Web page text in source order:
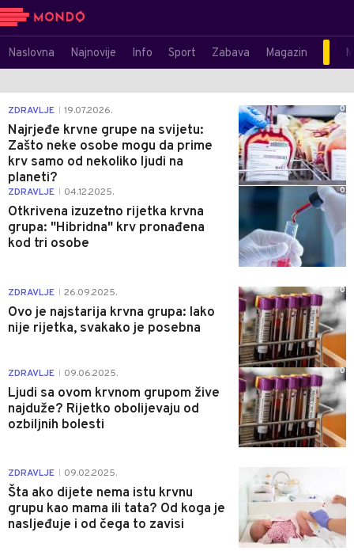
Naslovna Najnovije Info Sport Zabava Magazin
ZDRAVLJE 19.07.2026.
Najrjeđe krvne grupe na svijetu:
Zašto neke osobe mogu da prime
krv samo od nekoliko ljudi na
planeti?
0
ZDRAVLJE 04.12.2025.
Otkrivena izuzetno rijetka krvna
grupa: "Hibridna" krv pronađena
kod tri osobe
0
ZDRAVLJE 26.09.2025.
Ovo je najstarija krvna grupa: Iako
nije rijetka, svakako je posebna
0
ZDRAVLJE 09.06.2025.
Ljudi sa ovom krvnom grupom žive
najduže? Rijetko obolijevaju od
ozbiljnih bolesti
0
ZDRAVLJE 09.02.2025.
Šta ako dijete nema istu krvnu
grupu kao mama ili tata? Od koga je
nasljeđuje i od čega to zavisi